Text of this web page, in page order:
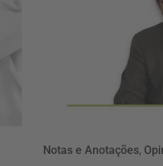
Notas e Anotações,